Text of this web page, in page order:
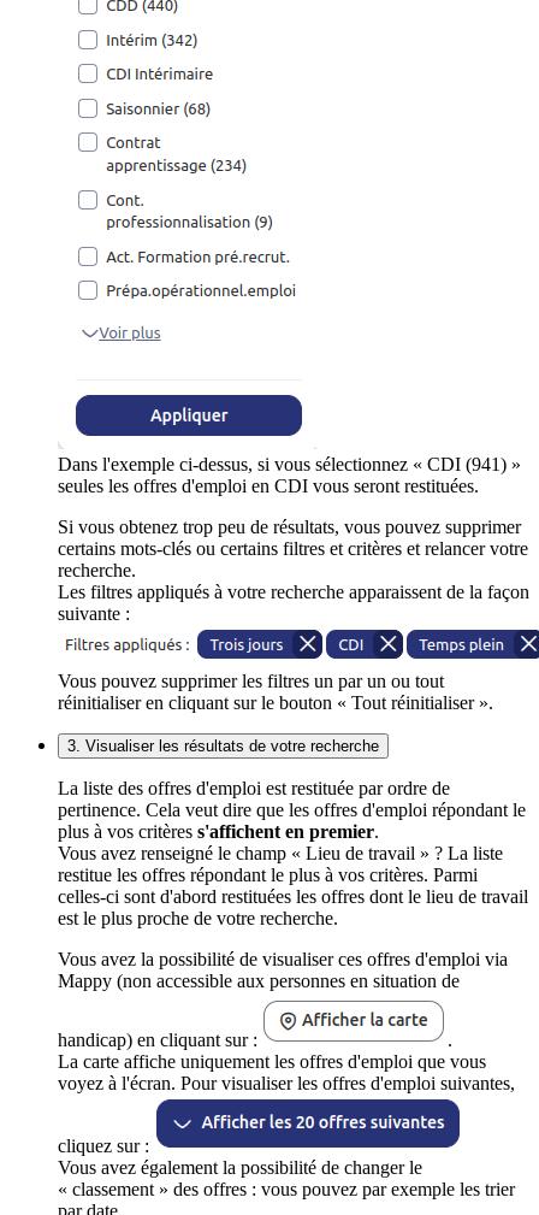
Dans l'exemple ci-dessus, si vous sélectionnez « CDI (941) »
seules les offres d'emploi en CDI vous seront restituées.
Si vous obtenez trop peu de résultats, vous pouvez supprimer
certains mots-clés ou certains filtres et critères et relancer votre
recherche.
Les filtres appliqués à votre recherche apparaissent de la façon
suivante :
Vous pouvez supprimer les filtres un par un ou tout
réinitialiser en cliquant sur le bouton « Tout réinitialiser ».
3. Visualiser les résultats de votre recherche
La liste des offres d'emploi est restituée par ordre de
pertinence. Cela veut dire que les offres d'emploi répondant le
plus à vos critères s'affichent en premier.
Vous avez renseigné le champ « Lieu de travail » ? La liste
restitue les offres répondant le plus à vos critères. Parmi
celles-ci sont d'abord restituées les offres dont le lieu de travail
est le plus proche de votre recherche.
Vous avez la possibilité de visualiser ces offres d'emploi via
Mappy (non accessible aux personnes en situation de
handicap) en cliquant sur :
.
La carte affiche uniquement les offres d'emploi que vous
voyez à l'écran. Pour visualiser les offres d'emploi suivantes,
cliquez sur :
Vous avez également la possibilité de changer le
« classement » des offres : vous pouvez par exemple les trier
par date.